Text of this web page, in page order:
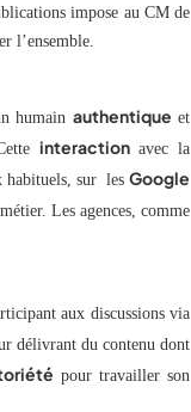
impose au CM de
l’ensemble.
humain authentique et
interactionavec la
habituels, sur les Google
Les agences, comme
aux discussions via
délivrant du contenu dont
pour travailler son